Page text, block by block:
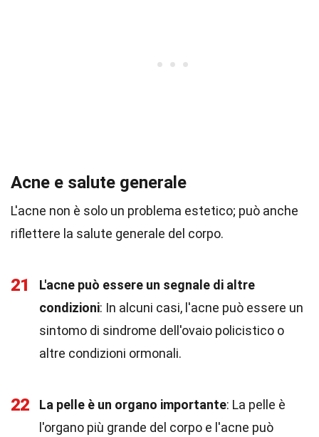
Acne e salute generale
L'acne non è solo un problema estetico; può anche
riflettere la salute generale del corpo.
21
L'acne può essere un segnale di altre
condizioni: In alcuni casi, l'acne può essere un
sintomo di sindrome dell'ovaio policistico o
altre condizioni ormonali.
22 La pelle è un organo importante: La pelle è
l'organo più grande del corpo e l'acne può